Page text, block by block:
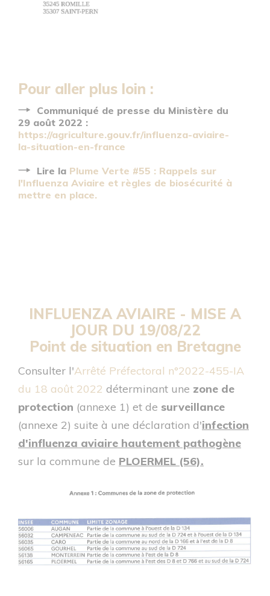
Pour aller plus loin :
Communiqué de presse du Ministère du
29 août 2022 :
https://agriculture.gouv.fr/influenza-aviaire-
la-situation-en-france
Lire la Plume Verte #55 : Rappels sur
l'Influenza Aviaire et règles de biosécurité à
mettre en place.
INFLUENZA AVIAIRE - MISE A
JOUR DU 19/08/22
Point de situation en Bretagne
Consulter l'Arrêté Préfectoral n°2022-455-IA
du 18 août 2022 déterminant une zone de
protection (annexe 1) et de surveillance
(annexe 2) suite à une déclaration d'infection
d'influenza aviaire hautement pathogène
sur la commune de PLOERMEL (56).